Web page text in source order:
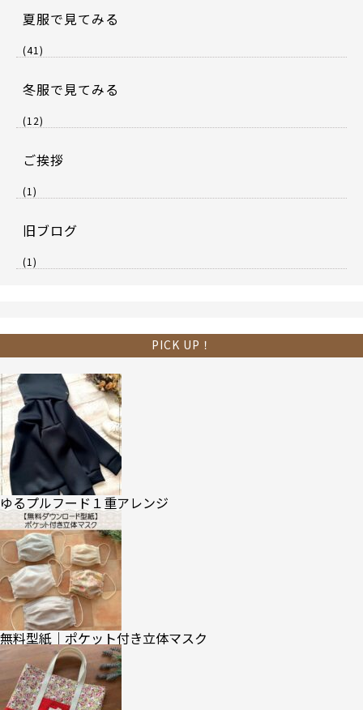
夏服で見てみる
(41)
冬服で見てみる
(12)
ご挨拶
(1)
旧ブログ
(1)
PICK UP！
ゆるプルフード１重アレンジ
無料型紙｜ポケット付き立体マスク